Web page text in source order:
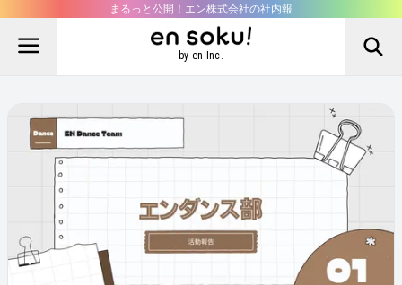
まるっと公開！エン株式会社の社内報
by en Inc.